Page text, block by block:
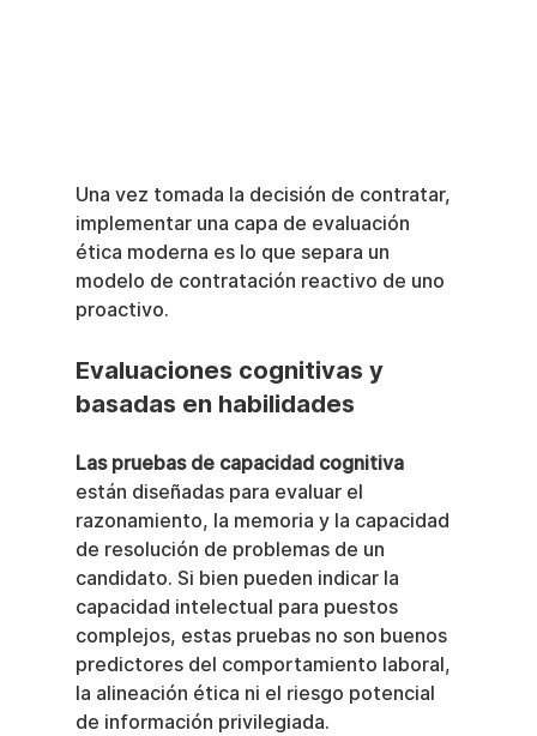
Una vez tomada la decisión de contratar,
implementar una capa de evaluación
ética moderna es lo que separa un
modelo de contratación reactivo de uno
proactivo.
Evaluaciones cognitivas y
basadas en habilidades
Las pruebas de capacidad cognitiva
están diseñadas para evaluar el
razonamiento, la memoria y la capacidad
de resolución de problemas de un
candidato. Si bien pueden indicar la
capacidad intelectual para puestos
complejos, estas pruebas no son buenos
predictores del comportamiento laboral,
la alineación ética ni el riesgo potencial
de información privilegiada.